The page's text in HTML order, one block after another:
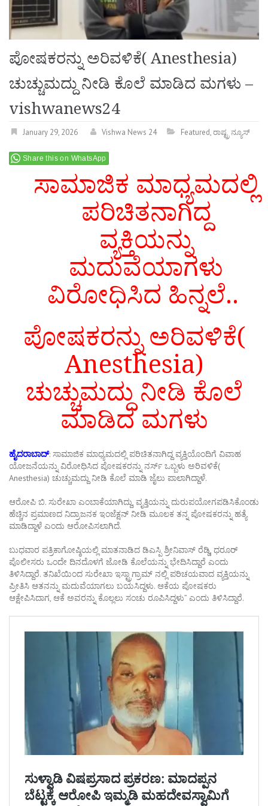
ಪೋಷಕರನ್ನು ಅರಿವಳಿಕೆ( Anesthesia)
ಚುಚ್ಚುಮದ್ದು ನೀಡಿ ಕೊಲೆ ಮಾಡಿದ ಮಗಳು –
vishwanews24
January 29, 2026 Vishwa News 24 Featured,ರಾಷ್ಟ್ರ ನ್ಯೂಸ್
Share this on WhatsApp
ಸಾಮಾಜಿಕ ಮಾಧ್ಯಮದಲ್ಲಿ
ಪರಿಚಿತನಾಗಿದ್ದ
ವ್ಯಕ್ತಿಯನ್ನು
ಮದುವೆಯಾಗಳು
ವಿರೋಧಿಸಿದ ಹಿನ್ನಲೆ..
ಪೋಷಕರನ್ನು ಅರಿವಳಿಕೆ(
Anesthesia)
ಚುಚ್ಚುಮದ್ದು ನೀಡಿ ಕೊಲೆ
ಮಾಡಿದ ಮಗಳು
ಹೈದರಾಬಾದ್: ಸಾಮಾಜಿಕ ಮಾಧ್ಯಮದಲ್ಲಿ ಪರಿಚಿತನಾಗಿದ್ದ ವ್ಯಕ್ತಿಯೊಂದಿಗೆ ವಿವಾಹ
ಯೋಜನೆಯನ್ನು ವಿರೋಧಿಸಿದ ಪೋಷಕರನ್ನು ನರ್ಸ್ ಒಬ್ಬಳು ಅರಿವಳಿಕೆ(
Anesthesia) ಚುಚ್ಚುಮದ್ದು ನೀಡಿ ಕೊಲೆ ಮಾಡಿ ಜೈಲು ಪಾಲಾಗಿದ್ದಾಳೆ.
ಆರೋಪಿ ಬಿ. ಸುರೇಖಾ ಎಂಬಾಕೆಯಾಗಿದ್ದು, ವೃತ್ತಿಯನ್ನು ದುರುಪಯೋಗಪಡಿಸಿಕೊಂಡು
ಹೆಚ್ಚಿನ ಪ್ರಮಾಣದ ನಿದ್ರಾಜನಕ ಇಂಜೆಕ್ಷನ್ ನೀಡಿ ಮೂಲಕ ತನ್ನ ಪೋಷಕರನ್ನು ಹತ್ಯೆ
ಮಾಡಿದ್ದಾಳೆ ಎಂದು ಆರೋಪಿಸಲಾಗಿದೆ.
ಬುಧವಾರ ಪತ್ರಿಕಾಗೋಷ್ಠಿಯಲ್ಲಿ ಮಾತನಾಡಿದ ಡಿಎಸ್ಪಿ ಶ್ರೀನಿವಾಸ್ ರೆಡ್ಡಿ, ಧರೂರ್
ಪೊಲೀಸರು ಒಂದೇ ದಿನದೊಳಗೆ ಜೋಡಿ ಕೊಲೆಯನ್ನು ಭೇದಿಸಿದ್ದಾರೆ ಎಂದು
ತಿಳಿಸಿದ್ದಾರೆ. ತನಿಖೆಯಿಂದ ಸುರೇಖಾ ಇಸ್ಟ್ರಾಗ್ರಾಮ್ ನಲ್ಲಿ ಪರಿಚಯವಾದ ವ್ಯಕ್ತಿಯನ್ನು
ಪ್ರೀತಿಸಿ ಆತನನ್ನು ಮದುವೆಯಾಗಲು ಬಯಸಿದ್ದಳು. ಆಕೆಯ ಪೋಷಕರು
ಆಕ್ಷೇಪಿಸಿದಾಗ, ಆಕೆ ಅವರನ್ನು ಕೊಲ್ಲಲು ಸಂಚು ರೂಪಿಸಿದ್ದಳು” ಎಂದು ತಿಳಿಸಿದ್ದಾರೆ.